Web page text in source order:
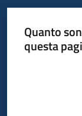
atti
bandi
Quanto
questa